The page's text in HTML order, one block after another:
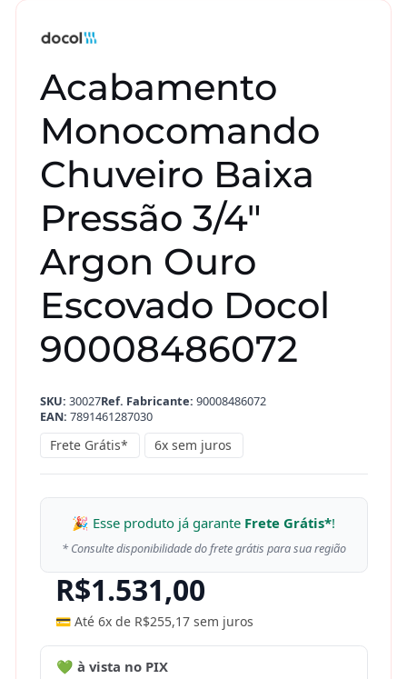
Acabamento
Monocomando
Chuveiro Baixa
Pressão 3/4″
Argon Ouro
Escovado Docol
90008486072
SKU: 30027Ref. Fabricante: 90008486072
EAN: 7891461287030
Frete Grátis* 6x sem juros
🎉 Esse produto já garante Frete Grátis*!
* Consulte disponibilidade do frete grátis para sua região
R$1.531,00
💳 Até 6x de R$255,17sem juros
💚 à vista no PIX